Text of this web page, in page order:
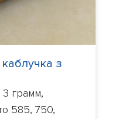
з
3 грамм,
585, 750,